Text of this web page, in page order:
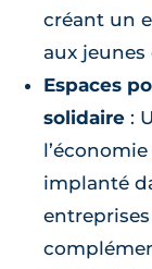
créant un
aux jeunes
Espaces
solidaire :
implanté